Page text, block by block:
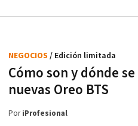
Cómo son y dónde
nuevas Oreo BTS
NEGOCIOS / Edición limitada
PoriProfesional